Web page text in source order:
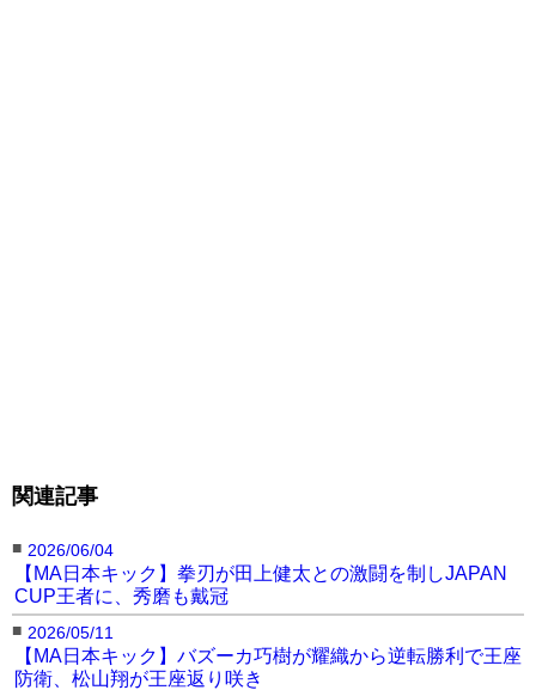
ると、大石は左ハイ、左ミドルを当て徐々に主導
権を握る。残り時間僅かのところで、大石が放っ
た胴回し蹴りで水町をぐらつかせる。僅差の判定
で大石がMA新旧王者対決を制した 。
関連記事
■ 2026/06/04
【MA日本キック】拳刃が田上健太との激闘を制しJAPAN
CUP王者に、秀磨も戴冠
■ 2026/05/11
【MA日本キック】バズーカ巧樹が耀織から逆転勝利で王座
防衛、松山翔が王座返り咲き